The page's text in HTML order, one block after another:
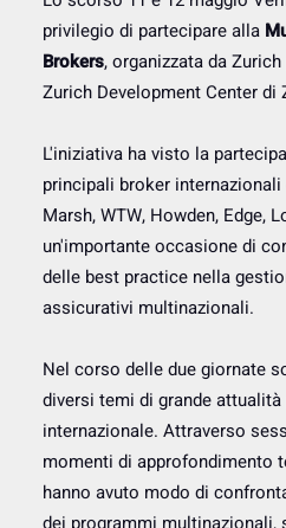
privilegio di partecipare alla
Brokers, organizzata da
Zurich Development Center di
L'iniziativa ha visto la
principali broker
Marsh, WTW, Howden, Edge,
un'importante occasione di
delle best practice nella
assicurativi multinazionali.
Nel corso delle due giornate
diversi temi di grande
internazionale. Attraverso
momenti di approfondimento
hanno avuto modo di